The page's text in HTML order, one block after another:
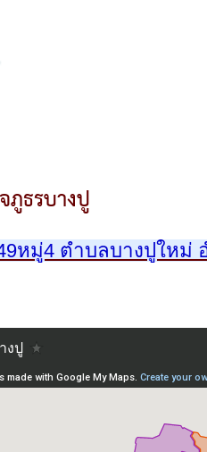
ภูธรบางปู
หมู่4 ตำบลบางปูใหม่